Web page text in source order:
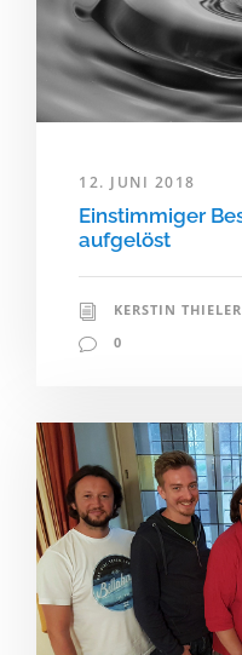
12. JUNI 2018
Einstimmiger
aufgelöst
KERSTIN THIELER
0